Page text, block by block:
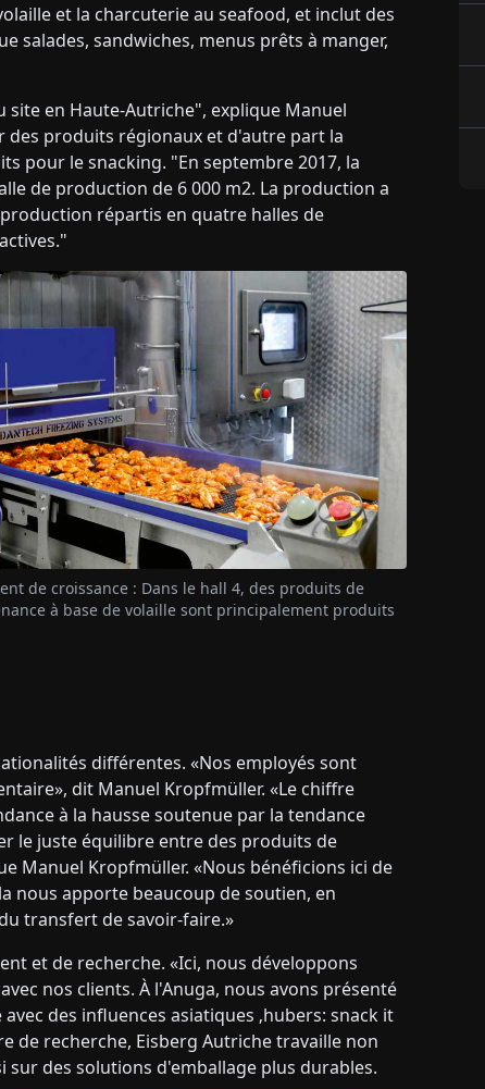
et la charcuterie au seafood, et inclut des
salades, sandwiches, menus prêts à manger,
site en Haute-Autriche", explique Manuel
des produits régionaux et d'autre part la
pour le snacking. "En septembre 2017, la
de production de 6 000 m2. La production a
répartis en quatre halles de
de croissance : Dans le hall 4, des produits de
à base de volaille sont principalement produits
différentes. «Nos employés sont
dit Manuel Kropfmüller. «Le chiffre
à la hausse soutenue par la tendance
le juste équilibre entre des produits de
Manuel Kropfmüller. «Nous bénéficions ici de
nous apporte beaucoup de soutien, en
transfert de savoir-faire.»
et de recherche. «Ici, nous développons
nos clients. À l'Anuga, nous avons présenté
des influences asiatiques ‚hubers: snack it
de recherche, Eisberg Autriche travaille non
des solutions d'emballage plus durables.